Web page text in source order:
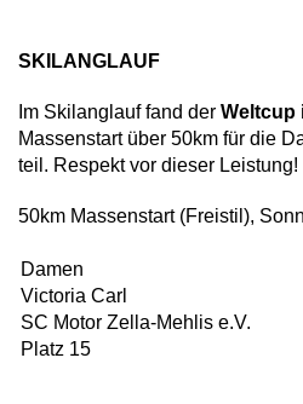
SKILANGLAUF
Im Skilanglauf fand der Weltcup
Massenstart über 50km für die
teil. Respekt vor dieser Leistung!
50km Massenstart (Freistil),
Damen
Victoria Carl
SC Motor Zella-Mehlis e.V.
Platz 15